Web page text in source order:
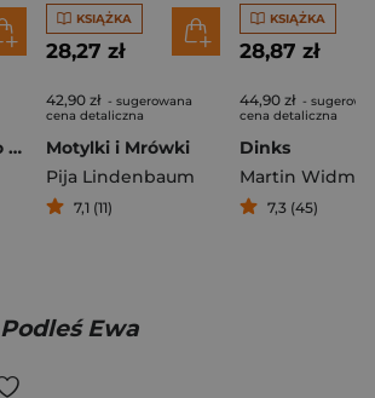
Puste miejsce po zajączku
KSIĄŻKA
28,27 zł
42,90 zł - sugerowana
cena detaliczna
Motylki i Mrówki
Pija Lindenbaum
7,1 (11)
KSIĄŻKA
28,87 zł
44,90 zł -
cena detaliczna
Dinks
Martin
7,3 (45)
Podleś Ewa